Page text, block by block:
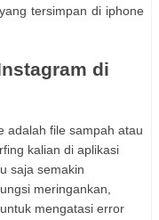
tersimpan di iphone
di
adalah file sampah atau
kalian di aplikasi
saja semakin
meringankan,
mengatasi error